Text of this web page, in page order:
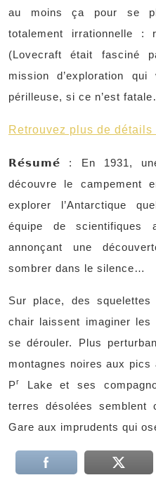
au moins ça pour se
totalement irrationnelle :
(Lovecraft était fasciné
mission d’exploration
périlleuse, si ce n’est
Retrouvez plus de
𝗥𝗲́𝘀𝘂𝗺𝗲́ : En 1931, une
découvre le campement
explorer l’Antarctique
équipe de scientifiques
annonçant une
sombrer dans le silence…
Sur place, des
chair laissent imaginer les
se dérouler. Plus
montagnes noires aux
Pr
Lake et ses
terres désolées semblent
Gare aux imprudents qui